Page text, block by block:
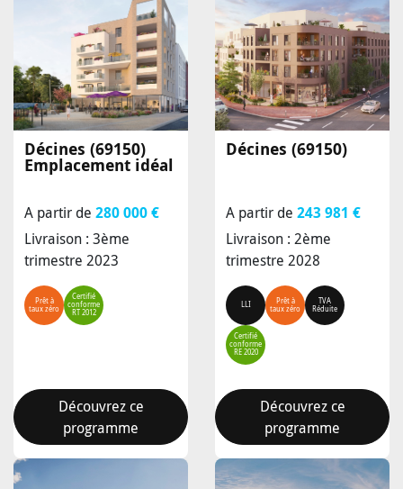
Décines (69150)
Emplacement idéal
A partir de 280 000 €
Livraison : 3ème
trimestre 2023
Prêt à
taux zéro
Certifié
conforme
RT 2012
Découvrez ce
programme
Décines (69150)
A partir de 243 981 €
Livraison : 2ème
trimestre 2028
LLI
Prêt à
taux zéro
TVA
Réduite
Certifié
conforme
RE 2020
Découvrez ce
programme